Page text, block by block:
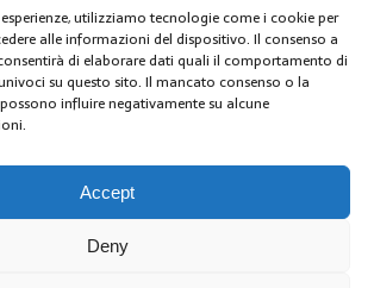
utilizziamo tecnologie come i cookie per
alle informazioni del dispositivo. Il consenso a
di elaborare dati quali il comportamento di
su questo sito. Il mancato consenso o la
influire negativamente su alcune
Accept
Deny
PRÉCÉDENT
SAUDI RED SEA AUTHORITY E LO YCM
IL TURISMO COSTIERO SOSTENIBILE